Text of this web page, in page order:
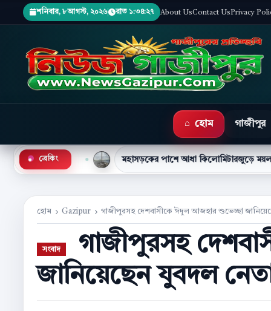
শনিবার, ৮ আগস্ট, ২০২৬ রাত ১:৩৪:২৮ About UsContact UsPrivacy
হোম গাজীপুর
● ব্রেকিং মহাসড়কের পাশে আধা কিলোমিটারজুড়ে ময়লার স্তূপ
হোম Gazipur গাজীপুরসহ দেশবাসীকে ঈদুল আজহার শুভেচ্ছা
গাজীপুরসহ
জানিয়েছেন যুবদল